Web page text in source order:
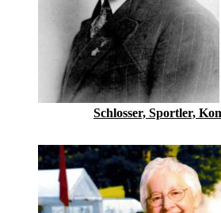
Schlosser, Sportler,